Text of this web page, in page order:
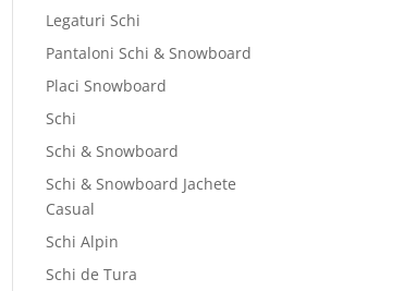
Legaturi Schi
Pantaloni Schi & Snowboard
Placi Snowboard
Schi
Schi & Snowboard
Schi & Snowboard Jachete
Casual
Schi Alpin
Schi de Tura